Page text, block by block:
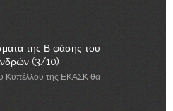
της Β φάσης του
(3/10)
Κυπέλλου της ΕΚΑΣΚ θα